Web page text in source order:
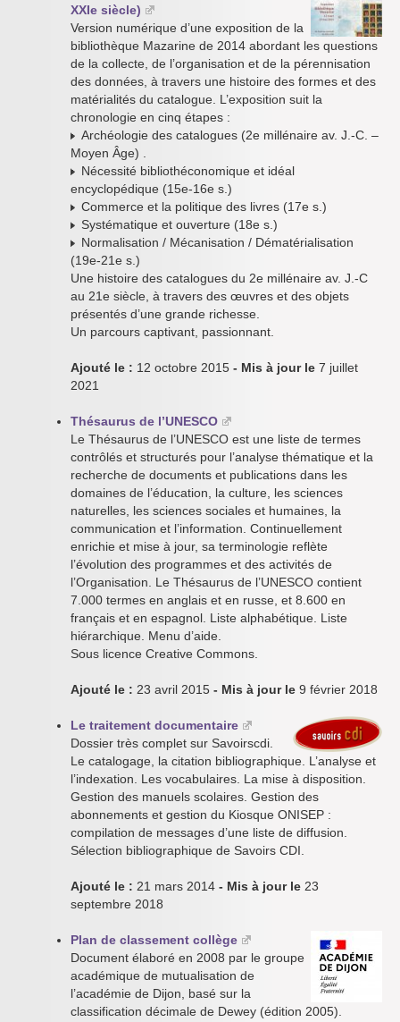
XXIe siècle)
Version numérique d’une exposition de la
bibliothèque Mazarine de 2014 abordant les questions
de la collecte, de l’organisation et de la pérennisation
des données, à travers une histoire des formes et des
matérialités du catalogue. L’exposition suit la
chronologie en cinq étapes :
Archéologie des catalogues (2e millénaire av. J.-C. –
Moyen Âge) .
Nécessité bibliothéconomique et idéal
encyclopédique (15e-16e s.)
Commerce et la politique des livres (17e s.)
Systématique et ouverture (18e s.)
Normalisation / Mécanisation / Dématérialisation
(19e-21e s.)
Une histoire des catalogues du 2e millénaire av. J.-C
au 21e siècle, à travers des œuvres et des objets
présentés d’une grande richesse.
Un parcours captivant, passionnant.
Ajouté le : 12 octobre 2015 - Mis à jour le 7 juillet
2021
Thésaurus de l’UNESCO
Le Thésaurus de l’UNESCO est une liste de termes
contrôlés et structurés pour l’analyse thématique et la
recherche de documents et publications dans les
domaines de l’éducation, la culture, les sciences
naturelles, les sciences sociales et humaines, la
communication et l’information. Continuellement
enrichie et mise à jour, sa terminologie reflète
l’évolution des programmes et des activités de
l’Organisation. Le Thésaurus de l’UNESCO contient
7.000 termes en anglais et en russe, et 8.600 en
français et en espagnol. Liste alphabétique. Liste
hiérarchique. Menu d’aide.
Sous licence Creative Commons.
Ajouté le : 23 avril 2015 - Mis à jour le 9 février 2018
Le traitement documentaire
Dossier très complet sur Savoirscdi.
Le catalogage, la citation bibliographique. L’analyse et
l’indexation. Les vocabulaires. La mise à disposition.
Gestion des manuels scolaires. Gestion des
abonnements et gestion du Kiosque ONISEP :
compilation de messages d’une liste de diffusion.
Sélection bibliographique de Savoirs CDI.
Ajouté le : 21 mars 2014 - Mis à jour le 23
septembre 2018
Plan de classement collège
Document élaboré en 2008 par le groupe
académique de mutualisation de
l’académie de Dijon, basé sur la
classification décimale de Dewey (édition 2005).